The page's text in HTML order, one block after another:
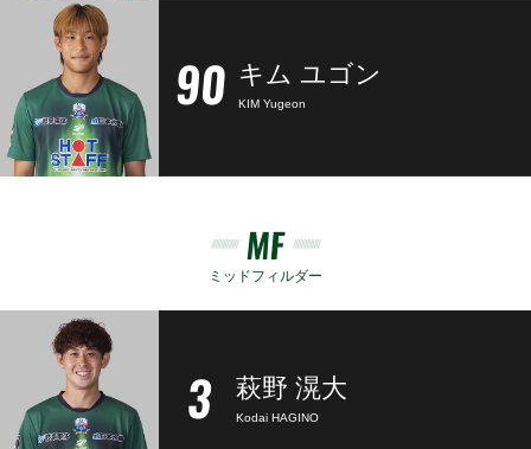
90 キム ユゴン
KIM Yugeon
MF
ミッドフィルダー
3 萩野 滉大
Kodai HAGINO